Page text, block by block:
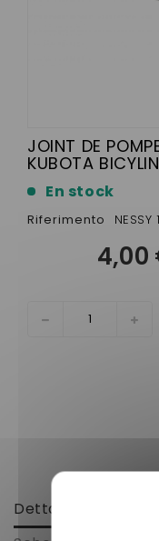
JOINT DE
KUBOTA
En stock
Riferimento
4,00
Dettagli